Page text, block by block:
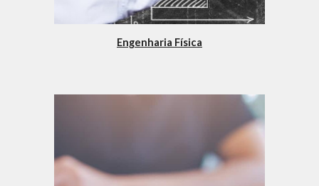
Engenharia Física